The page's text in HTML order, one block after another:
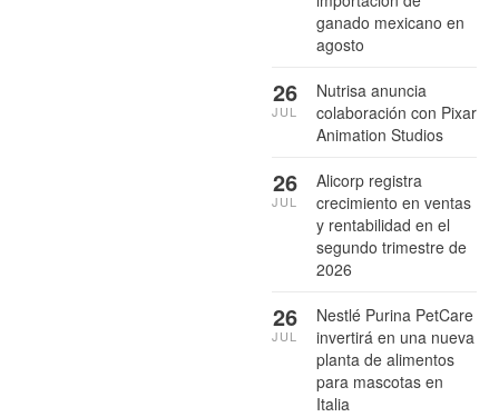
ganado mexicano en
agosto
Nutrisa anuncia
colaboración con Pixar
Animation Studios
26
JUL
Alicorp registra
crecimiento en ventas
y rentabilidad en el
segundo trimestre de
2026
26
JUL
Nestlé Purina PetCare
invertirá en una nueva
planta de alimentos
para mascotas en
Italia
26
JUL